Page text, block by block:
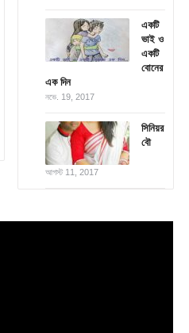
একটি
ভাই ও
একটি
বোনের
এক দিন
নভে. 19, 2017
সিনিয়র
বৌ
আগস্ট 11, 2017